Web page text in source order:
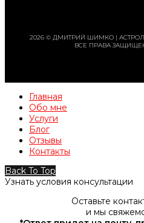
2026 © ДМИТРИЙ ШИМКО |
ВСЕ ПРАВА
Главная
Обо мне
Услуги
Блог
Отзывы
Контакты
Back To Top
Узнать условия консультации
Оставьте
и мы